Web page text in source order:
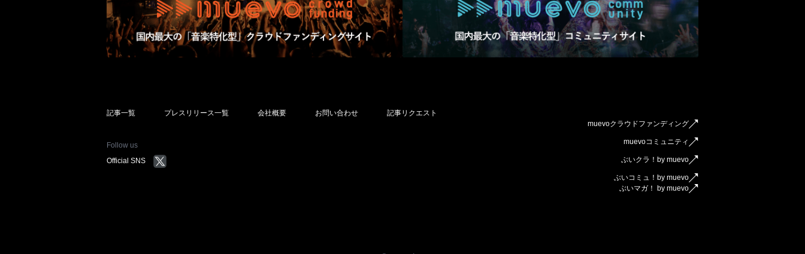
記事一覧 プレスリリース一覧 会社概要 お問い合わせ
記事リクエスト
muevoクラウドファンディング
muevoコミュニティ
ぶいクラ！by muevo
ぶいコミュ！by muevo
ぶいマガ！ by muevo
Follow us
Official SNS